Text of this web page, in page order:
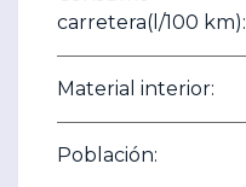
carretera(l/100 km):
Material interior:
Población: